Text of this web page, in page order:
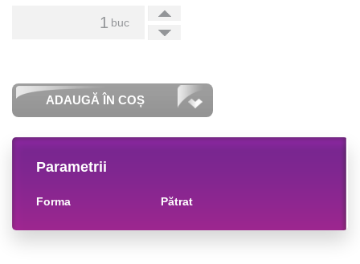
+
-
buc
ADAUGĂ ÎN COȘ
Parametrii
forma pătrat